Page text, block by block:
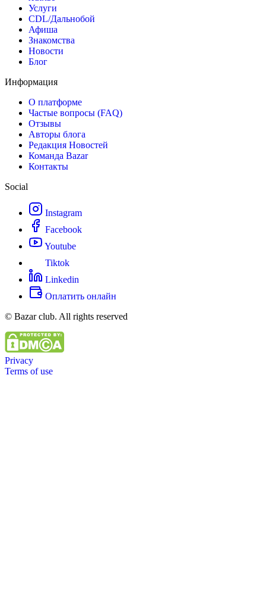
Услуги
CDL/Дальнобой
Афиша
Знакомства
Новости
Блог
Информация
О платформе
Частые вопросы (FAQ)
Отзывы
Авторы блога
Редакция Новостей
Команда Bazar
Контакты
Social
Instagram
Facebook
Youtube
Tiktok
Linkedin
Оплатить онлайн
© Bazar club. All rights reserved
Privacy
Terms of use